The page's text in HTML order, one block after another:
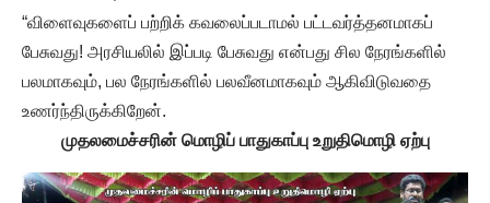
“விளைவுகளைப் பற்றிக் கவலைப்படாமல் பட்டவர்த்தனமாகப்
பேசுவது! அரசியலில் இப்படி பேசுவது என்பது சில நேரங்களில்
பலமாகவும், பல நேரங்களில் பலவீனமாகவும் ஆகிவிடுவதை
உணர்ந்திருக்கிறேன்.
முதலமைச்சரின் மொழிப் பாதுகாப்பு உறுதிமொழி ஏற்பு